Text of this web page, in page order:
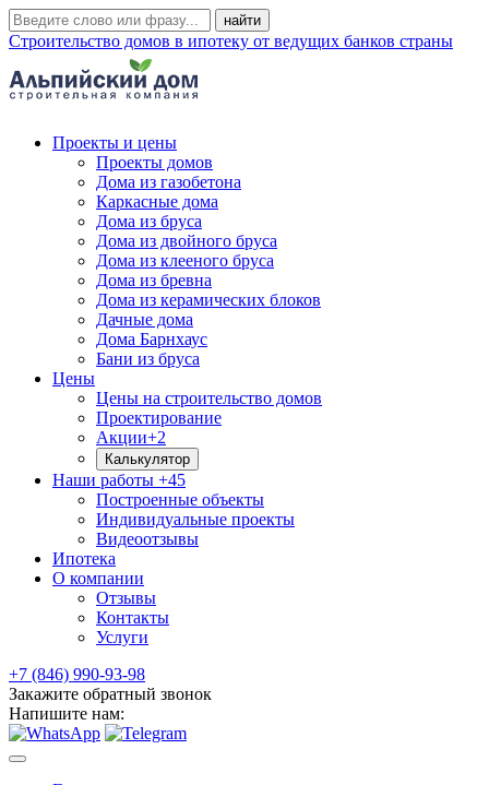
Строительство домов в ипотеку от ведущих банков страны
Проекты и цены
Проекты домов
Дома из газобетона
Каркасные дома
Дома из бруса
Дома из двойного бруса
Дома из клееного бруса
Дома из бревна
Дома из керамических блоков
Дачные дома
Дома Барнхаус
Бани из бруса
Цены
Цены на строительство домов
Проектирование
Акции+2
Калькулятор
Наши работы +45
Построенные объекты
Индивидуальные проекты
Видеоотзывы
Ипотека
О компании
Отзывы
Контакты
Услуги
+7 (846) 990-93-98
Закажите обратный звонок
Напишите нам: